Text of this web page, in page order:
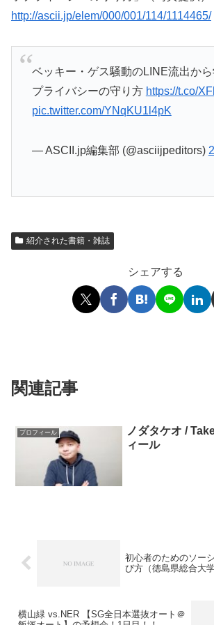
http://ascii.jp/elem/000/001/114/1114465/
ベッキー・ゲス騒動のLINE流出か
プライバシーの守り方 https://t.co/
pic.twitter.com/YNqKU1l4pK
— ASCII.jp編集部 (@asciijpeditors)
紹介された書籍・雑誌
シェアする
関連記事
プロフィール
ノダタケオ /
ィール
初心者のためのソー
び方（徳島県総合大学
横山緑 vs.NER 【SG全日本選抜オート＠